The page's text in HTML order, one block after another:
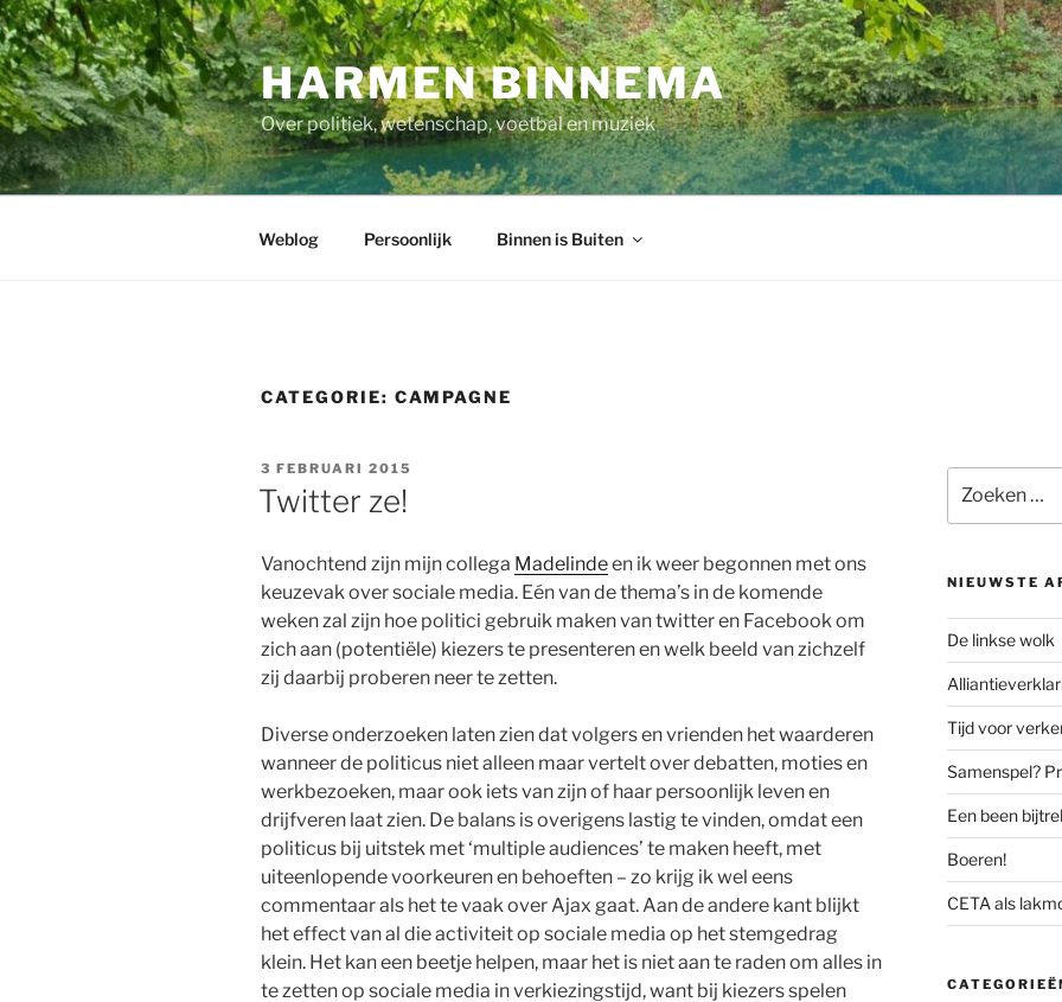
Ga
naar
de
inhoud
HARMEN BINNEMA
Over politiek, wetenschap, voetbal en muziek
Weblog Persoonlijk Binnen is Buiten
CATEGORIE: CAMPAGNE
GEPLAATST
OP
3 FEBRUARI 2015
Twitter ze!
Vanochtend zijn mijn collega Madelindeen ik weer begonnen met ons
keuzevak over sociale media. Eén van de thema’s in de komende
weken zal zijn hoe politici gebruik maken van twitter en Facebook om
zich aan (potentiële) kiezers te presenteren en welk beeld van zichzelf
zij daarbij proberen neer te zetten.
Diverse onderzoeken laten zien dat volgers en vrienden het waarderen
wanneer de politicus niet alleen maar vertelt over debatten, moties en
werkbezoeken, maar ook iets van zijn of haar persoonlijk leven en
drijfveren laat zien. De balans is overigens lastig te vinden, omdat een
politicus bij uitstek met ‘multiple audiences’ te maken heeft, met
uiteenlopende voorkeuren en behoeften – zo krijg ik wel eens
commentaar als het te vaak over Ajax gaat. Aan de andere kant blijkt
het effect van al die activiteit op sociale media op het stemgedrag
klein. Het kan een beetje helpen, maar het is niet aan te raden om alles in
te zetten op sociale media in verkiezingstijd, want bij kiezers spelen
naar:
NIEUWSTE
De linkse wolk
Tijd voor
Samenspel?
Een been
Boeren!
CETA als